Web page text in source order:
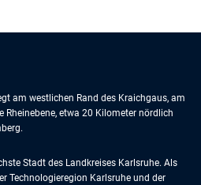
am westlichen Rand des Kraichgaus, am
Rheinebene, etwa 20 Kilometer nördlich
Stadt des Landkreises Karlsruhe. Als
Technologieregion Karlsruhe und der